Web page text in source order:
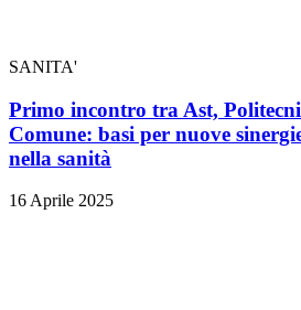
SANITA'
Primo incontro tra Ast,
Comune: basi per nuove
nella sanità
16 Aprile 2025